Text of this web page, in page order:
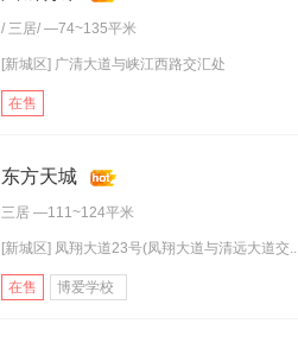
/ 三居/ —74~135平米
[新城区] 广清大道与峡江西路交汇处
在售
东方天城
三居 —111~124平米
[新城区] 凤翔大道23号(凤翔大道与清远大道交
在售 博爱学校